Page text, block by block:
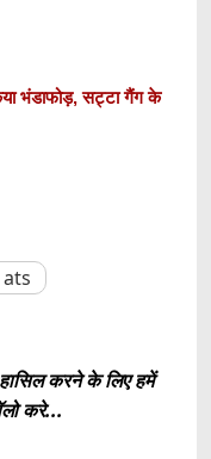
भंडाफोड़, सट्टा गैंग के
करने के लिए हमें
करे...